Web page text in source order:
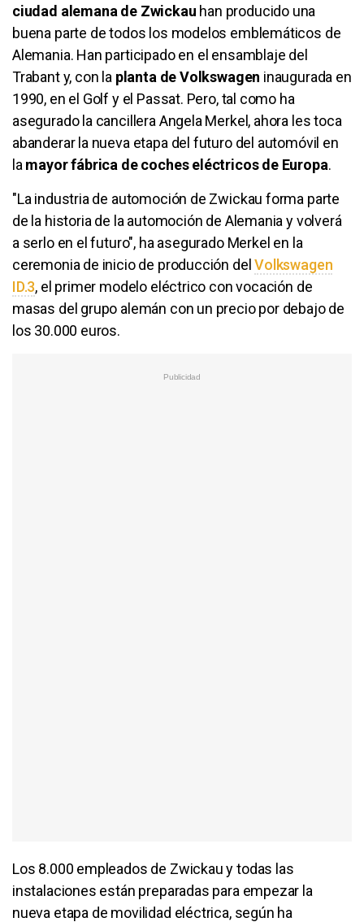
ciudad alemana de Zwickau han producido una
buena parte de todos los modelos emblemáticos de
Alemania. Han participado en el ensamblaje del
Trabant y, con la planta de Volkswagen inaugurada en
1990, en el Golf y el Passat. Pero, tal como ha
asegurado la cancillera Angela Merkel, ahora les toca
abanderar la nueva etapa del futuro del automóvil en
la mayor fábrica de coches eléctricos de Europa.
"La industria de automoción de Zwickau forma parte
de la historia de la automoción de Alemania y volverá
a serlo en el futuro", ha asegurado Merkel en la
ceremonia de inicio de producción delVolkswagen
ID.3, el primer modelo eléctrico con vocación de
masas del grupo alemán con un precio por debajo de
los 30.000 euros.
Los 8.000 empleados de Zwickau y todas las
instalaciones están preparadas para empezar la
nueva etapa de movilidad eléctrica, según ha